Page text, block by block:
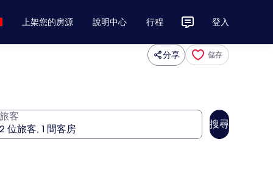
上架您的房源 說明中心 行程 登入
分享 儲存
旅客
搜尋